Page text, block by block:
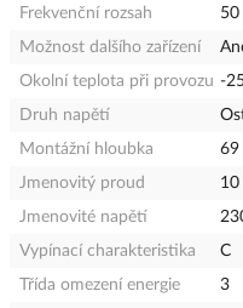
Frekvenční rozsah
50
Možnost dalšího zařízení
Okolní teplota při provozu -
Druh napětí
Montážní hloubka
69
Jmenovitý proud
10
Jmenovité napětí
Vypínací charakteristika
C
Třída omezení energie
3